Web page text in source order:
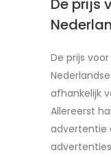
De prijs
De prijs
afhankelijk
Allereerst
advertentie